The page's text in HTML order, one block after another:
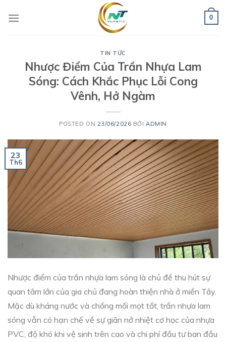
0
TIN TỨC
Nhược Điểm Của Trần Nhựa Lam
Sóng: Cách Khắc Phục Lỗi Cong
Vênh, Hở Ngàm
POSTED ON 23/06/2026 BỞIADMIN
23
Th6
Nhược điểm của trần nhựa lam sóng là chủ đề thu hút sự
quan tâm lớn của gia chủ đang hoàn thiện nhà ở miền Tây.
Mặc dù kháng nước và chống mối mọt tốt, trần nhựa lam
sóng vẫn có hạn chế về sự giãn nở nhiệt cơ học của nhựa
PVC, độ khó khi vệ sinh trên cao và chi phí đầu tư ban đầu